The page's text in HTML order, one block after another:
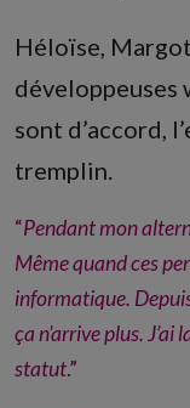
Héloïse,
développeuses
sont d’accord,
tremplin.
“Pendant mon
Même quand ces
informatique.
ça n’arrive plus.
statut.”